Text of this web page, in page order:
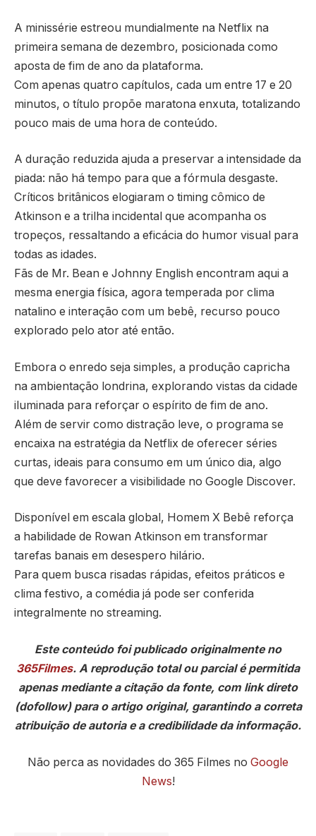
A minissérie estreou mundialmente na Netflix na
primeira semana de dezembro, posicionada como
aposta de fim de ano da plataforma.
Com apenas quatro capítulos, cada um entre 17 e 20
minutos, o título propõe maratona enxuta, totalizando
pouco mais de uma hora de conteúdo.
A duração reduzida ajuda a preservar a intensidade da
piada: não há tempo para que a fórmula desgaste.
Críticos britânicos elogiaram o timing cômico de
Atkinson e a trilha incidental que acompanha os
tropeços, ressaltando a eficácia do humor visual para
todas as idades.
Fãs de Mr. Bean e Johnny English encontram aqui a
mesma energia física, agora temperada por clima
natalino e interação com um bebê, recurso pouco
explorado pelo ator até então.
Embora o enredo seja simples, a produção capricha
na ambientação londrina, explorando vistas da cidade
iluminada para reforçar o espírito de fim de ano.
Além de servir como distração leve, o programa se
encaixa na estratégia da Netflix de oferecer séries
curtas, ideais para consumo em um único dia, algo
que deve favorecer a visibilidade no Google Discover.
Disponível em escala global, Homem X Bebê reforça
a habilidade de Rowan Atkinson em transformar
tarefas banais em desespero hilário.
Para quem busca risadas rápidas, efeitos práticos e
clima festivo, a comédia já pode ser conferida
integralmente no streaming.
Este conteúdo foi publicado originalmente no
365Filmes. A reprodução total ou parcial é permitida
apenas mediante a citação da fonte, com link direto
(dofollow) para o artigo original, garantindo a correta
atribuição de autoria e a credibilidade da informação.
Não perca as novidades do 365 Filmes no Google
News!